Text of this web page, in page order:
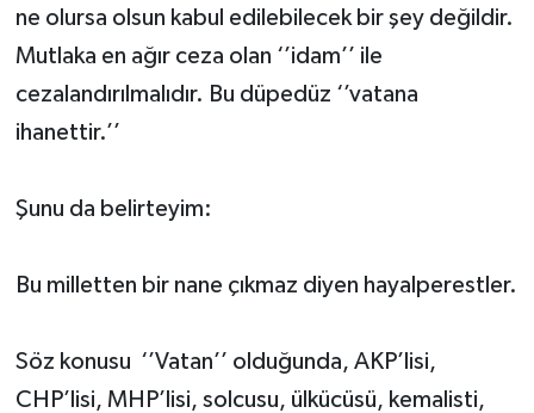
ne olursa olsun kabul edilebilecek bir şey değildir.
Mutlaka en ağır ceza olan ‘’idam’’ ile
cezalandırılmalıdır. Bu düpedüz ‘’vatana
ihanettir.’’
Şunu da belirteyim:
Bu milletten bir nane çıkmaz diyen hayalperestler.
Söz konusu ‘’Vatan’’ olduğunda, AKP’lisi,
CHP’lisi, MHP’lisi, solcusu, ülkücüsü, kemalisti,
MAGAZİN
KADIN-AİLE
YEREL YÖNETİM
MEDYA
BİLİMNET